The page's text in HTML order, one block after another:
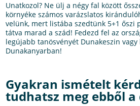
Unatkozol? Ne ülj a négy fal között
környéke számos varázslatos
velünk, mert listába szedtünk 5+1 őszi
tátva marad a szád! Fedezd fel az
legújabb tanösvényét Dunakeszin
Dunakanyarban!
Gyakran ismételt
tudhatsz meg ebből a